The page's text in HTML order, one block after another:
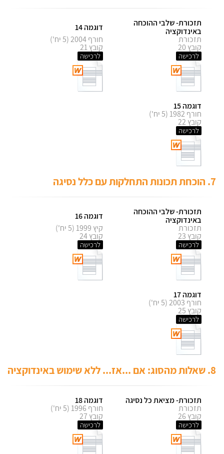
תזכורת- שלבי ההוכחה
באינדוקציה
תזכורת
קובץ 20
לרכישה
דוגמה 14
חורף 2004 (5 יח')
קובץ 21
לרכישה
דוגמה 15
חורף 1982 (5 יח')
קובץ 22
לרכישה
7. הוכחת תכונות התחלקות עם כלל נסיגה
תזכורת- שלבי ההוכחה
באינדוקציה
תזכורת
קובץ 23
לרכישה
דוגמה 16
קיץ 1999 (5 יח')
קובץ 24
לרכישה
דוגמה 17
חורף 2003 (5 יח')
קובץ 25
לרכישה
8. שאלות מהסוג: אם ...אז... ללא שימוש באינדוקציה
תזכורת- מציאת כל נסיגה
תזכורת
קובץ 26
לרכישה
דוגמה 18
חורף 1996 (5 יח')
קובץ 27
לרכישה